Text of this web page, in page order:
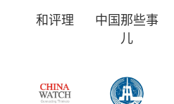
和评理
中国那些事
儿